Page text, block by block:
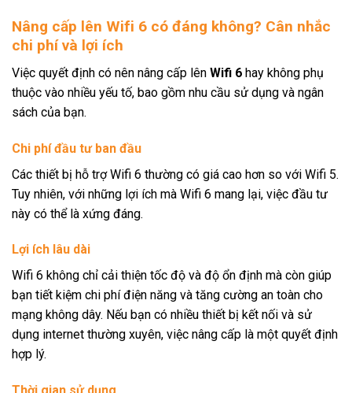
Nâng cấp lên Wifi 6 có đáng không? Cân nhắc
chi phí và lợi ích
Việc quyết định có nên nâng cấp lên Wifi 6 hay không phụ
thuộc vào nhiều yếu tố, bao gồm nhu cầu sử dụng và ngân
sách của bạn.
Chi phí đầu tư ban đầu
Các thiết bị hỗ trợ Wifi 6 thường có giá cao hơn so với Wifi 5.
Tuy nhiên, với những lợi ích mà Wifi 6 mang lại, việc đầu tư
này có thể là xứng đáng.
Lợi ích lâu dài
Wifi 6 không chỉ cải thiện tốc độ và độ ổn định mà còn giúp
bạn tiết kiệm chi phí điện năng và tăng cường an toàn cho
mạng không dây. Nếu bạn có nhiều thiết bị kết nối và sử
dụng internet thường xuyên, việc nâng cấp là một quyết định
hợp lý.